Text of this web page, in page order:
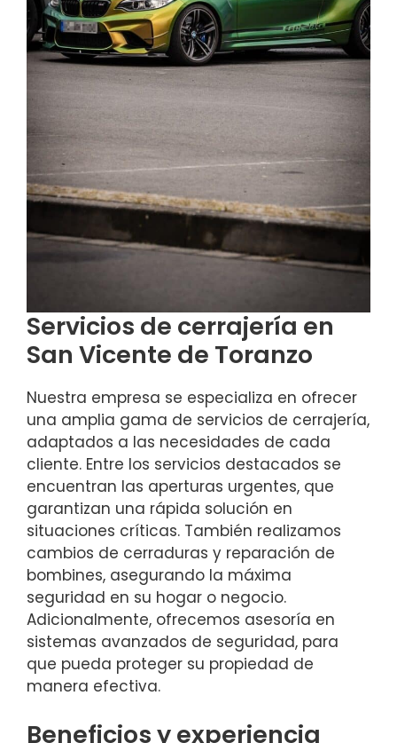
Servicios de cerrajería en
San Vicente de Toranzo
Nuestra empresa se especializa en ofrecer
una amplia gama de servicios de cerrajería,
adaptados a las necesidades de cada
cliente. Entre los servicios destacados se
encuentran las aperturas urgentes, que
garantizan una rápida solución en
situaciones críticas. También realizamos
cambios de cerraduras y reparación de
bombines, asegurando la máxima
seguridad en su hogar o negocio.
Adicionalmente, ofrecemos asesoría en
sistemas avanzados de seguridad, para
que pueda proteger su propiedad de
manera efectiva.
Beneficios y experiencia